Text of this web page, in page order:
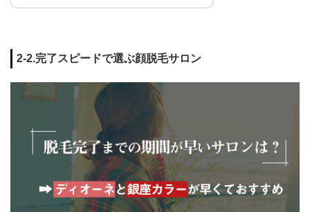
2-2.完了スピードで選ぶ顔脱毛サロン